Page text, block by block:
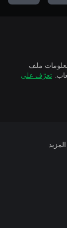
معلومات ملف
تعرّف على
المزيد